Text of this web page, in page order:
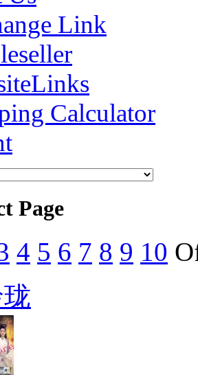
Link
Calculator
Page
4 5 6 7 8 9 10